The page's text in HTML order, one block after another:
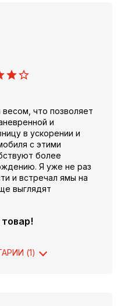
что позволяет
и
в ускорении и
с этими
более
Я уже не раз
и встречал ямы на
выглядят
КОММЕНТАРИИ (1)